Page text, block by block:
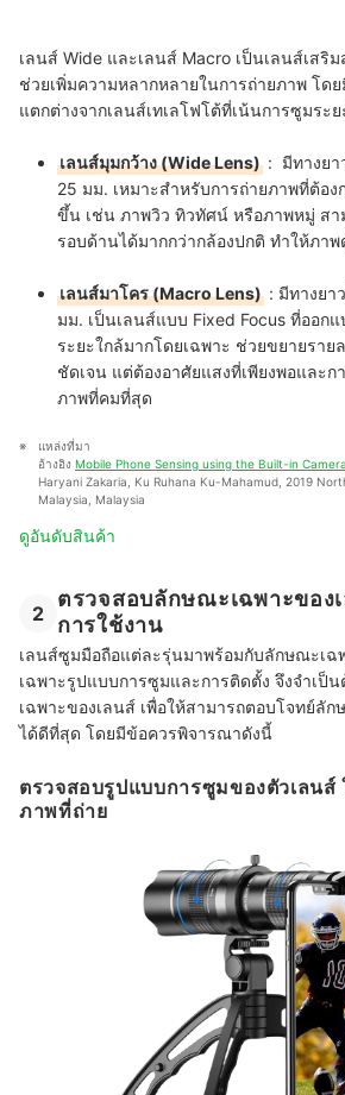
เลนส์ Wide และเลนส์ Macro เป็นเลนส์เสริ
ช่วยเพิ่มความหลากหลายในการถ่ายภาพ โด
แตกต่างจากเลนส์เทเลโฟโต้ที่เน้นการซูมระ
เลนส์มุมกว้าง (Wide Lens) : มีทางย
25 มม. เหมาะสำหรับการถ่ายภาพที่ต้อง
ขึ้น เช่น ภาพวิว ทิวทัศน์ หรือภาพหมู่ สา
รอบด้านได้มากกว่ากล้องปกติ ทำให้ภา
เลนส์มาโคร (Macro Lens) : มีทางย
มม. เป็นเลนส์แบบ Fixed Focus ที่ออก
ระยะใกล้มากโดยเฉพาะ ช่วยขยายราย
ชัดเจน แต่ต้องอาศัยแสงที่เพียงพอและก
ภาพที่คมที่สุด
แหล่งที่มา
อ้างอิง Mobile Phone Sensing using the Built-in Camera
Haryani Zakaria, Ku Ruhana Ku-Mahamud, 2019
Malaysia, Malaysia
ดูอันดับสินค้า
2
ตรวจสอบลักษณะเฉพาะของ
การใช้งาน
เลนส์ซูมมือถือแต่ละรุ่นมาพร้อมกับลักษณะเฉ
เฉพาะรูปแบบการซูมและการติดตั้ง จึงจำเป็
เฉพาะของเลนส์ เพื่อให้สามารถตอบโจทย์ลั
ได้ดีที่สุด โดยมีข้อควรพิจารณาดังนี้
ตรวจสอบรูปแบบการซูมของตัวเลนส์
ภาพที่ถ่าย